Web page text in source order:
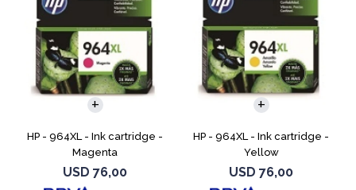
HP - 964XL - Ink cartridge -
Magenta
USD 76,00
HP - 964XL - Ink cartridge -
Yellow
USD 76,00